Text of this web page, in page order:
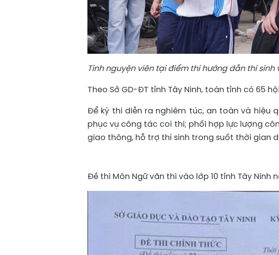
Tình nguyện viên tại điểm thi hướng dẫn thí
Theo Sở GD-ĐT tỉnh Tây Ninh, toàn tỉnh có 65
Để kỳ thi diễn ra nghiêm túc, an toàn và hiệu
phục vụ công tác coi thi; phối hợp lực lượng
giao thông, hỗ trợ thí sinh trong suốt thời gian
Đề thi Môn Ngữ văn thi vào lớp 10 tỉnh Tây Ninh